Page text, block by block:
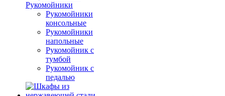
Рукомойники
Рукомойники
консольные
Рукомойники
напольные
Рукомойник с
тумбой
Рукомойник с
педалью